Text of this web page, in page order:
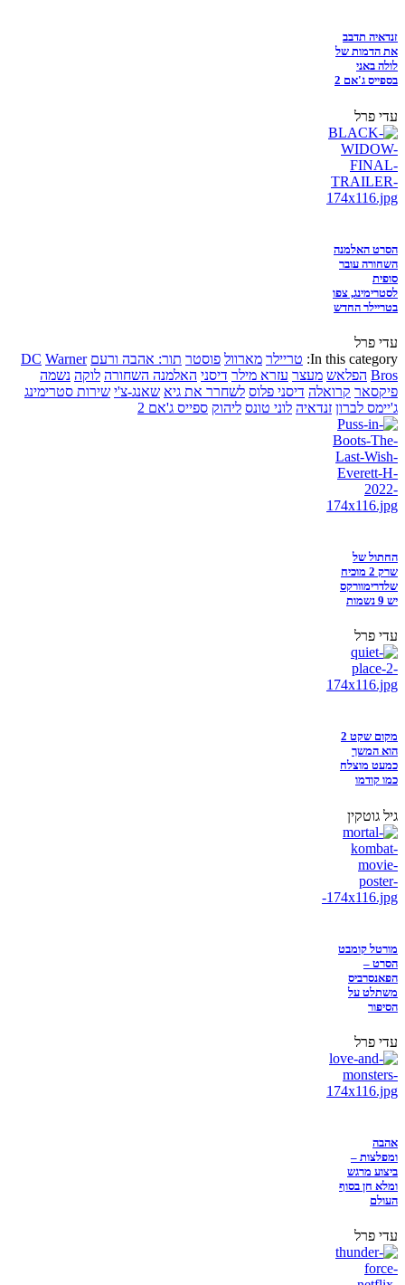
זנדאיה תדבב
את הדמות של
לולה באני
בספייס ג'אם 2
עדי פרל
הסרט האלמנה
השחורה עובר
סופית
לסטרימינג, צפו
בטריילר החדש
עדי פרל
In this category: טריילר מארוול פוסטר תור: אהבה ורעם DC Warner
Bros הפלאש מעצר עזרא מילר דיסני האלמנה השחורה לוקה נשמה
פיקסאר קרואלה דיסני פלוס לשחרר את גיא שאנג-צ'י שירות סטרימינג
ג'יימס לברון זנדאיה לוני טונס ליהוק ספייס ג'אם 2
החתול של
שרק 2 מוכיח
שלדרימוורקס
יש 9 נשמות
עדי פרל
מקום שקט 2
הוא המשך
כמעט מוצלח
כמו קודמו
גיל גוטקין
מורטל קומבט
הסרט –
הפאנסרביס
משתלט על
הסיפור
עדי פרל
אהבה
ומפלצות –
ביצוע מרגש
ומלא חן בסוף
העולם
עדי פרל